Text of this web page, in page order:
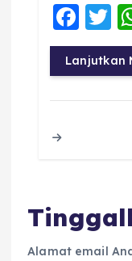
F
a
c
e
T
w
it
Lanjutkan
Alamat email